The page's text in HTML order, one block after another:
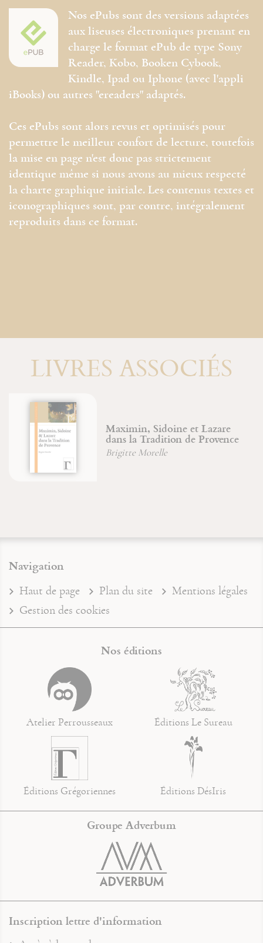
Nos ePubs sont des versions adaptées
aux liseuses électroniques prenant en
charge le format ePub de type Sony
Reader, Kobo, Booken Cybook,
Kindle, Ipad ou Iphone (avec l'appli
iBooks) ou autres "ereaders" adaptés.
Ces ePubs sont alors revus et optimisés pour
permettre le meilleur confort de lecture, toutefois
la mise en page n'est donc pas strictement
identique même si nous avons au mieux respecté
la charte graphique initiale. Les contenus textes et
iconographiques sont, par contre, intégralement
reproduits dans ce format.
LIVRES ASSOCIÉS
Maximin, Sidoine et Lazare
dans la Tradition de Provence
Brigitte Morelle
Navigation
Haut de page Plan du site
Mentions légales
Gestion des cookies
Nos éditions
Atelier Perrousseaux Éditions Le Sureau
Éditions Grégoriennes Éditions DésIris
Groupe Adverbum
Inscription lettre d'information